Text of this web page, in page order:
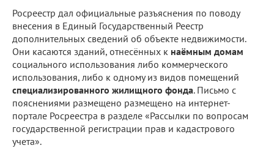
Росреестр дал официальные разъяснения по поводу
внесения в Единый Государственный Реестр
дополнительных сведений об объекте недвижимости.
Они касаются зданий, отнесённых к наёмным домам
социального использования либо коммерческого
использования, либо к одному из видов помещений
специализированного жилищного фонда. Письмо с
пояснениями размещено размещено на интернет-
портале Росреестра в разделе «Рассылки по вопросам
государственной регистрации прав и кадастрового
учета».